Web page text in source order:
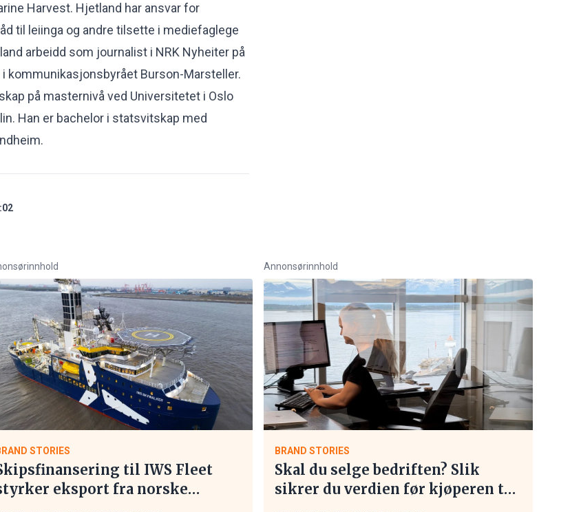
Harvest. Hjetland har ansvar for
til leiinga og andre tilsette i mediefaglege
arbeidd som journalist i NRK Nyheiter på
kommunikasjonsbyrået Burson-Marsteller.
på masternivå ved Universitetet i Oslo
Han er bachelor i statsvitskap med
STORIES
til IWS Fleet
eksport fra norske
Annonsørinnhold
BRAND STORIES
Skal du selge bedriften? Slik
sikrer du verdien før kjøperen tar